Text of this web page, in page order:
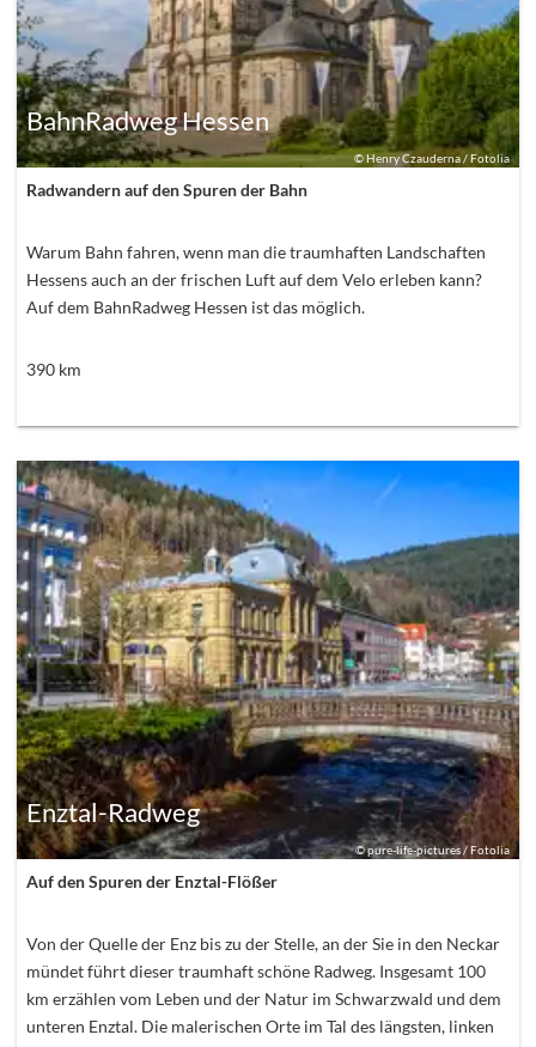
©Henry Czauderna / Fotolia
BahnRadweg Hessen
Radwandern auf den Spuren der Bahn
Warum Bahn fahren, wenn man die traumhaften Landschaften
Hessens auch an der frischen Luft auf dem Velo erleben kann?
Auf dem BahnRadweg Hessen ist das möglich.
390km
©pure-life-pictures / Fotolia
Enztal-Radweg
Auf den Spuren der Enztal-Flößer
Von der Quelle der Enz bis zu der Stelle, an der Sie in den Neckar
mündet führt dieser traumhaft schöne Radweg. Insgesamt 100
km erzählen vom Leben und der Natur im Schwarzwald und dem
unteren Enztal. Die malerischen Orte im Tal des längsten, linken